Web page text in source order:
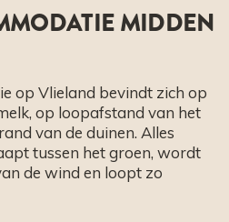
MIDDEN
op Vlieland bevindt zich op
op loopafstand van het
van de duinen. Alles
tussen het groen, wordt
de wind en loopt zo